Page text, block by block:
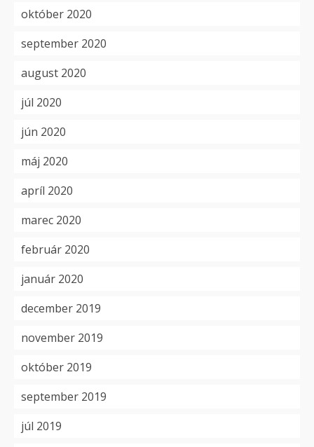
október 2020
september 2020
august 2020
júl 2020
jún 2020
máj 2020
apríl 2020
marec 2020
február 2020
január 2020
december 2019
november 2019
október 2019
september 2019
júl 2019